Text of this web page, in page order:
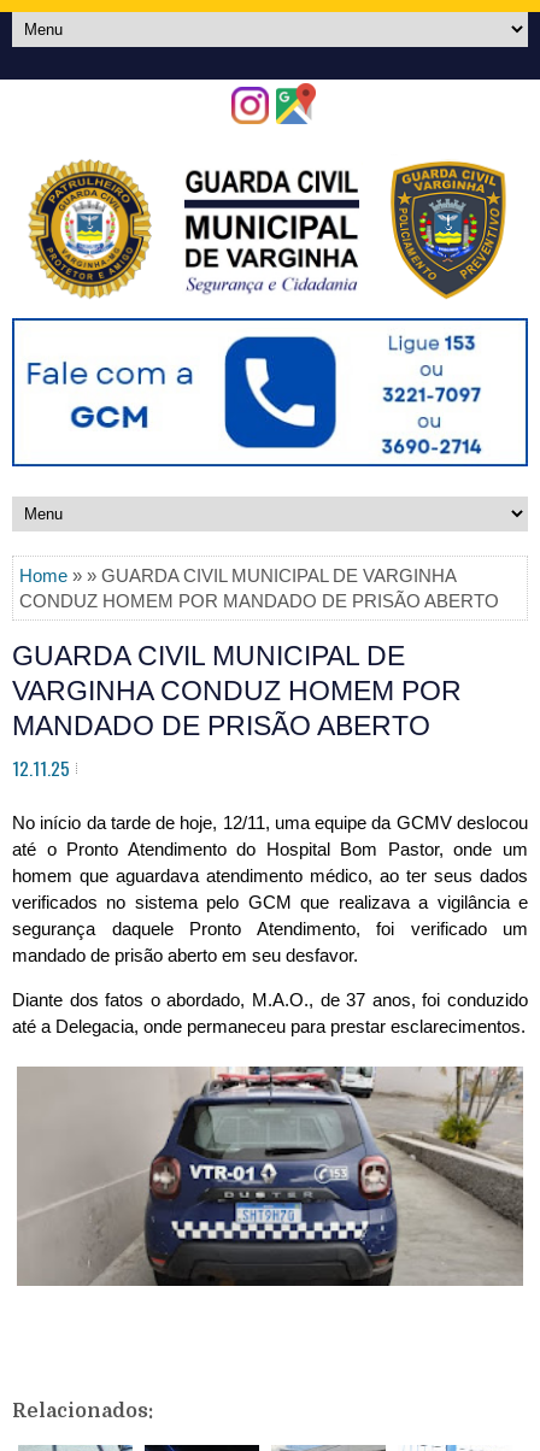
Home » » GUARDA CIVIL MUNICIPAL DE VARGINHA
CONDUZ HOMEM POR MANDADO DE PRISÃO ABERTO
GUARDA CIVIL MUNICIPAL DE
VARGINHA CONDUZ HOMEM POR
MANDADO DE PRISÃO ABERTO
12.11.25
No início da tarde de hoje, 12/11, uma equipe da GCMV deslocou
até o Pronto Atendimento do Hospital Bom Pastor, onde um
homem que aguardava atendimento médico, ao ter seus dados
verificados no sistema pelo GCM que realizava a vigilância e
segurança daquele Pronto Atendimento, foi verificado um
mandado de prisão aberto em seu desfavor.
Diante dos fatos o abordado, M.A.O., de 37 anos, foi conduzido
até a Delegacia, onde permaneceu para prestar esclarecimentos.
Relacionados: